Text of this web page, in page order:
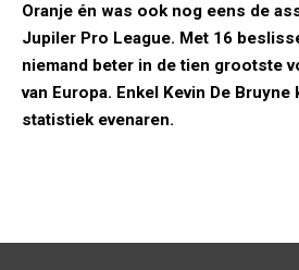
Oranje én was ook nog eens de
Jupiler Pro League. Met 16
niemand beter in de tien grootste
van Europa. Enkel Kevin De
statistiek evenaren.